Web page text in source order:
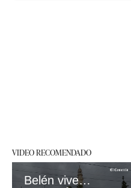
VIDEO RECOMENDADO
Belén vive una triste Navidad por la guerra en Gaza